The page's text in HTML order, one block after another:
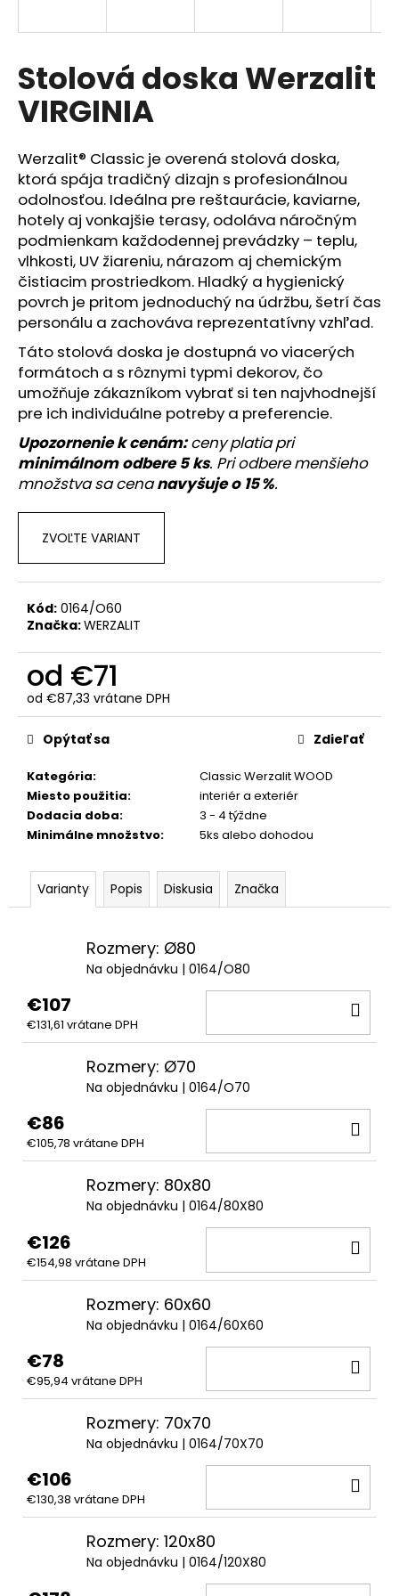
Stolová doska Werzalit
VIRGINIA
Werzalit® Classic je overená stolová doska,
ktorá spája tradičný dizajn s profesionálnou
odolnosťou. Ideálna pre reštaurácie, kaviarne,
hotely aj vonkajšie terasy, odoláva náročným
podmienkam každodennej prevádzky – teplu,
vlhkosti, UV žiareniu, nárazom aj chemickým
čistiacim prostriedkom. Hladký a hygienický
povrch je pritom jednoduchý na údržbu, šetrí čas
personálu a zachováva reprezentatívny vzhľad.
Táto stolová doska je dostupná vo viacerých
formátoch a s rôznymi typmi dekorov, čo
umožňuje zákazníkom vybrať si ten najvhodnejší
pre ich individuálne potreby a preferencie.
Upozornenie k cenám:ceny platia pri
minimálnom odbere 5 ks. Pri odbere menšieho
množstva sa cenanavyšuje o 15 %.
ZVOĽTE VARIANT
Kód: 0164/O60
Značka:WERZALIT
od €71
od €87,33 vrátane DPH
Jednotková
cena:
Kategória:
Classic Werzalit WOOD
Miesto použitia:
interiér a exteriér
Dodacia doba:
3 - 4 týždne
Minimálne množstvo: 5ks alebo dohodou
Opýtať sa Zdieľať
Varianty Popis Diskusia Značka
Rozmery: Ø80
Na objednávku | 0164/O80
€107
€131,61 vrátane DPH
Rozmery: Ø70
Na objednávku | 0164/O70
€86
€105,78 vrátane DPH
Rozmery: 80x80
Na objednávku | 0164/80X80
€126
€154,98 vrátane DPH
Rozmery: 60x60
Na objednávku | 0164/60X60
€78
€95,94 vrátane DPH
Rozmery: 70x70
Na objednávku | 0164/70X70
€106
€130,38 vrátane DPH
Rozmery: 120x80
Na objednávku | 0164/120X80
s
ť
?
HĽADAŤ
O
d
p
o
r
ú
č
a
m
e